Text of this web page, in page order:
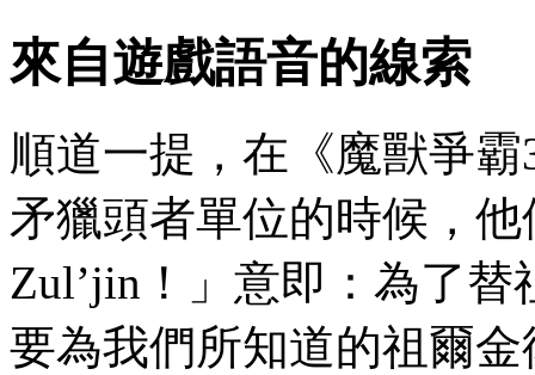
來自遊戲語音的線索
順道一提，在《魔獸爭
矛獵頭者單位的時候，他
Zul’jin！」意即：為了
要為我們所知道的祖爾